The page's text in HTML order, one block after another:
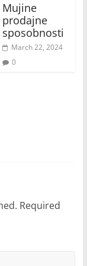
Mujine
prodajne
sposobnosti
March 22, 2024
0
Required